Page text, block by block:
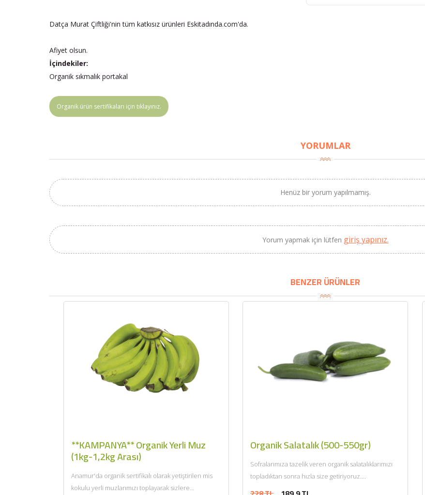
Datça Murat Çiftliği'nin tüm katkısız ürünleri Eskitadında.com'da.
Afiyet olsun.
İçindekiler:
Organik sıkmalık portakal
Organik ürün sertifikaları için tıklayınız.
YORUMLAR
Henüz bir yorum yapılmamış.
Yorum yapmak için lütfen giriş yapınız.
BENZER ÜRÜNLER
**KAMPANYA** Organik Yerli Muz
(1kg-1,2kg Arası)
Anamur'da organik sertifikalı olarak yetiştirilen mis
kokulu yerli muzlarımızı toplayarak sizlere
Organik Salatalık (500-550gr)
Sofralarımıza tazelik veren organik salatalıklarımızı
topladıktan sonra hızla size getiriyoruz....
2100,00 TL
Yeni Hasat, Güney Ege, 5